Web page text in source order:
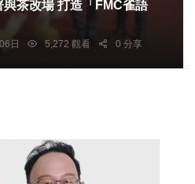
茶改場 打造「FMC雀語
日 5,272 觀看 0 分享